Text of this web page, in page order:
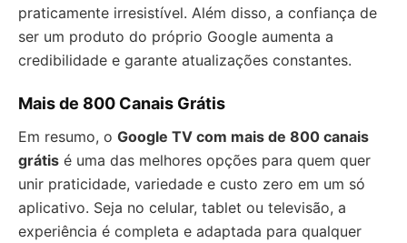
praticamente irresistível. Além disso, a confiança de
ser um produto do próprio Google aumenta a
credibilidade e garante atualizações constantes.
Mais de 800 Canais Grátis
Em resumo, o Google TV com mais de 800 canais
grátis é uma das melhores opções para quem quer
unir praticidade, variedade e custo zero em um só
aplicativo. Seja no celular, tablet ou televisão, a
experiência é completa e adaptada para qualquer